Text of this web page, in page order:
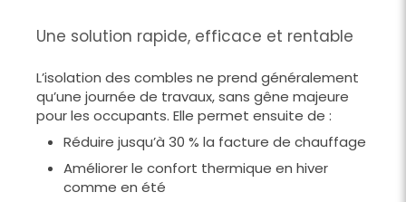
Une solution rapide, efficace et rentable
L’isolation des combles ne prend généralement
qu’une journée de travaux, sans gêne majeure
pour les occupants. Elle permet ensuite de :
Réduire jusqu’à 30 % la facture de chauffage
Améliorer le confort thermique en hiver
comme en été